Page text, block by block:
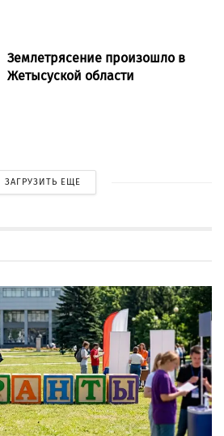
Землетрясение произошло в
Жетысуской области
ЗАГРУЗИТЬ ЕЩЕ